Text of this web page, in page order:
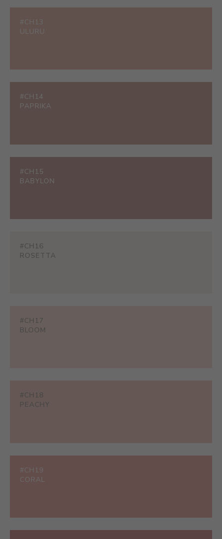
#CH13
ULURU
#CH14
PAPRIKA
#CH15
BABYLON
#CH16
ROSETTA
#CH17
BLOOM
#CH18
PEACHY
#CH19
CORAL